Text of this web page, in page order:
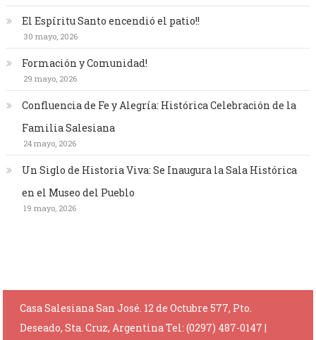
El Espíritu Santo encendió el patio!!
30 mayo, 2026
Formación y Comunidad!
29 mayo, 2026
Confluencia de Fe y Alegría: Histórica Celebración de la
Familia Salesiana
24 mayo, 2026
Un Siglo de Historia Viva: Se Inaugura la Sala Histórica
en el Museo del Pueblo
19 mayo, 2026
Casa Salesiana San José. 12 de Octubre 577, Pto.
Deseado, Sta. Cruz, Argentina Tel: (0297) 487-0147 |